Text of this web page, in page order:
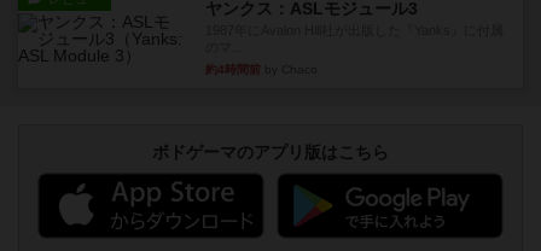
ヤンクス：ASLモジュール3
約4時間前
ボドゲーマのアプリ版はこちら